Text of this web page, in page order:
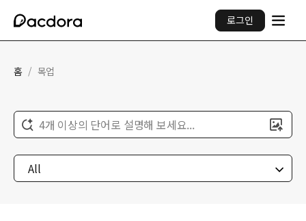
로그인
홈 / 목업
4개 이상의 단어로 설명해 보세요...
All